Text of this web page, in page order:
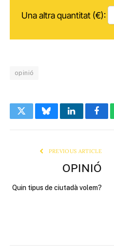
Una altra quantitat (€):
opinió
TwitterBlueskyLinkedIn
PREVIOUS ARTICLE
OPINIÓ
Quin tipus de ciutadà volem?